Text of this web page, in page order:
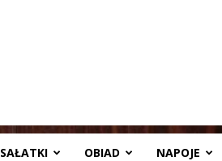
Jedzenia
SAŁATKI OBIAD NAPOJE